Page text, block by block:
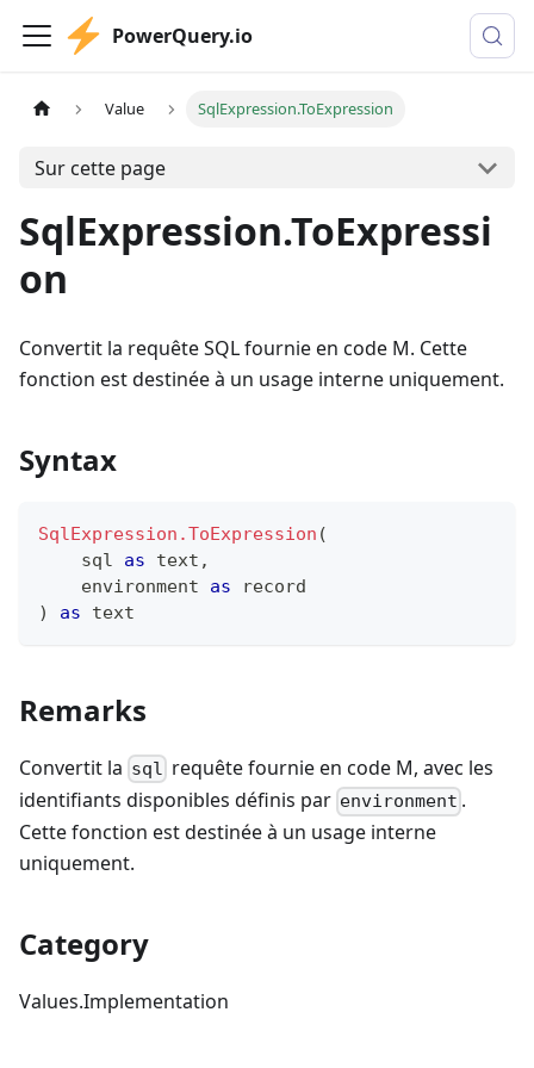
PowerQuery.io
Value SqlExpression.ToExpression
Sur cette page
SqlExpression.ToExpressi
on
Convertit la requête SQL fournie en code M. Cette
fonction est destinée à un usage interne uniquement.
Syntax
SqlExpression.ToExpression (
    sql
as text ,
    environment
as
record
)
as text
Remarks
Convertit la sql requête fournie en code M, avec les
identifiants disponibles définis par environment .
Cette fonction est destinée à un usage interne
uniquement.
Category
Values.Implementation